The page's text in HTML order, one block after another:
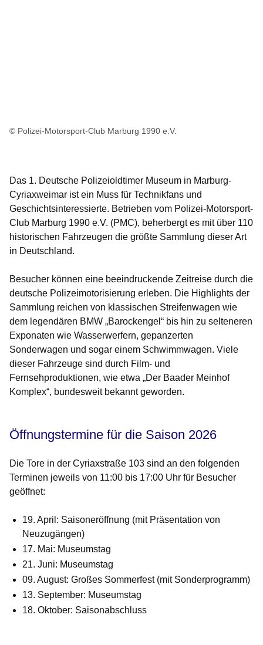
© Polizei-Motorsport-Club Marburg 1990 e.V.
Das 1. Deutsche Polizeioldtimer Museum in Marburg-
Cyriaxweimar ist ein Muss für Technikfans und
Geschichtsinteressierte. Betrieben vom Polizei-Motorsport-
Club Marburg 1990 e.V. (PMC), beherbergt es mit über 110
historischen Fahrzeugen die größte Sammlung dieser Art
in Deutschland.
Besucher können eine beeindruckende Zeitreise durch die
deutsche Polizeimotorisierung erleben. Die Highlights der
Sammlung reichen von klassischen Streifenwagen wie
dem legendären BMW „Barockengel“ bis hin zu selteneren
Exponaten wie Wasserwerfern, gepanzerten
Sonderwagen und sogar einem Schwimmwagen. Viele
dieser Fahrzeuge sind durch Film- und
Fernsehproduktionen, wie etwa „Der Baader Meinhof
Komplex“, bundesweit bekannt geworden.
Öffnungstermine für die Saison 2026
Die Tore in der Cyriaxstraße 103 sind an den folgenden
Terminen jeweils von 11:00 bis 17:00 Uhr für Besucher
geöffnet:
19. April: Saisoneröffnung (mit Präsentation von
Neuzugängen)
17. Mai: Museumstag
21. Juni: Museumstag
09. August: Großes Sommerfest (mit Sonderprogramm)
13. September: Museumstag
18. Oktober: Saisonabschluss